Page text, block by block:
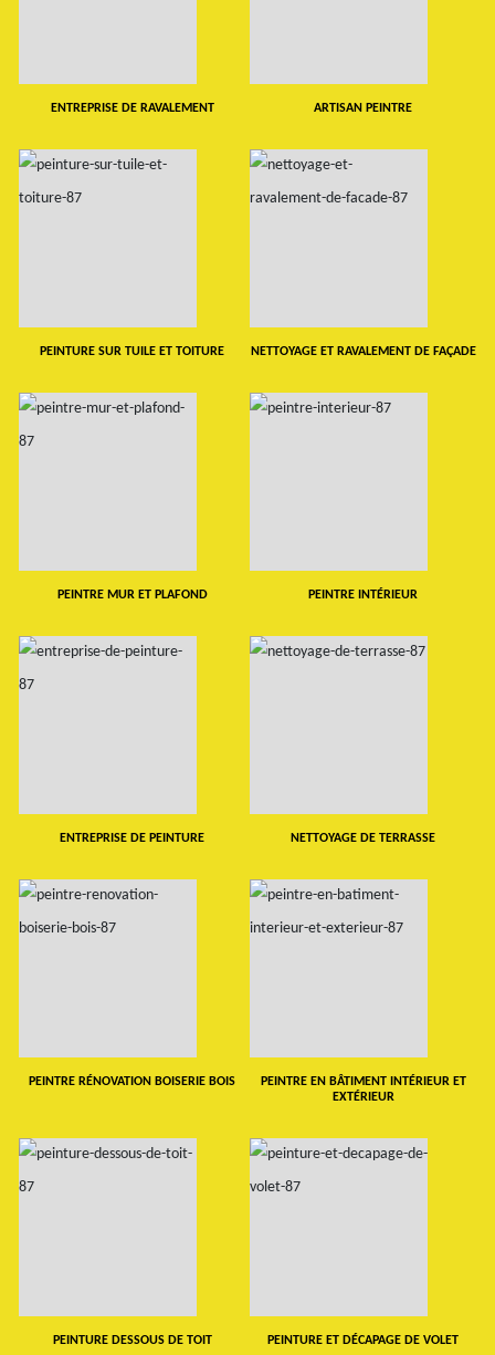
ENTREPRISE DE RAVALEMENT ARTISAN PEINTRE
PEINTURE SUR TUILE ET TOITURE NETTOYAGE ET RAVALEMENT DE FAÇADE
PEINTRE MUR ET PLAFOND PEINTRE INTÉRIEUR
ENTREPRISE DE PEINTURE NETTOYAGE DE TERRASSE
PEINTRE RÉNOVATION BOISERIE BOIS
PEINTRE EN BÂTIMENT INTÉRIEUR ET
EXTÉRIEUR
PEINTURE DESSOUS DE TOIT PEINTURE ET DÉCAPAGE DE VOLET